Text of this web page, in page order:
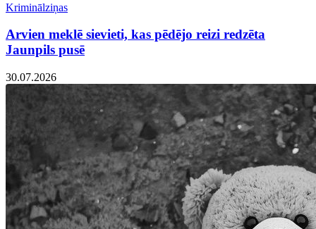
Kriminālziņas
Arvien meklē sievieti, kas pēdējo reizi redzēta
Jaunpils pusē
30.07.2026